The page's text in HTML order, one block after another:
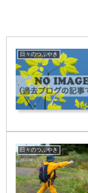
日々のつぶやき
日々のつぶやき